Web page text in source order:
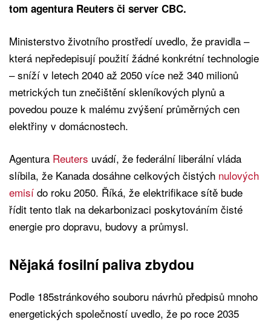
tom agentura Reuters či server CBC.
Ministerstvo životního prostředí uvedlo, že pravidla –
která nepředepisují použití žádné konkrétní technologie
– sníží v letech 2040 až 2050 více než 340 milionů
metrických tun znečištění skleníkových plynů a
povedou pouze k malému zvýšení průměrných cen
elektřiny v domácnostech.
Agentura Reuters uvádí, že federální liberální vláda
slíbila, že Kanada dosáhne celkových čistých nulových
emisí do roku 2050. Říká, že elektrifikace sítě bude
řídit tento tlak na dekarbonizaci poskytováním čisté
energie pro dopravu, budovy a průmysl.
Nějaká fosilní paliva zbydou
Podle 185stránkového souboru návrhů předpisů mnoho
energetických společností uvedlo, že po roce 2035